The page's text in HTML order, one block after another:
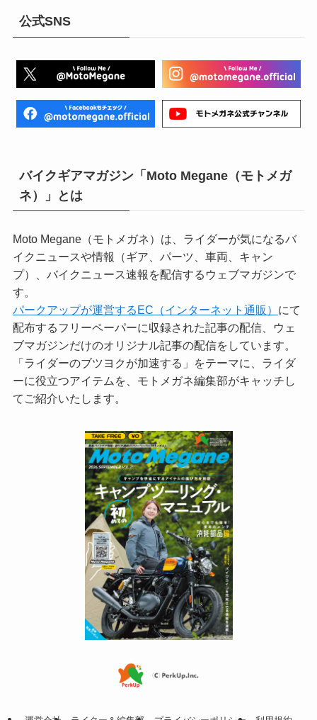
公式SNS
バイクギアマガジン「Moto Megane（モトメガ
ネ）」とは
Moto Megane（モトメガネ）は、ライダーが気になるバ
イクニュースや情報（ギア、パーツ、車両、キャン
プ）、バイクニュース速報を配信するウェブマガジンで
す。
パークアップが運営するEC（インターネット通販） にて
配布するフリーペーパーに収録された記事の配信、ウェ
ブマガジンだけのオリジナル記事の配信をしています。
「ライダーのブツヨクが加速する」をテーマに、ライダ
ーに役立つアイテムを、モトメガネ編集部がキャッチし
てご紹介いたします。